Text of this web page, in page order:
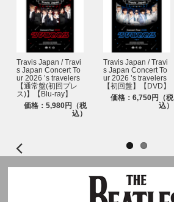
Travis Japan / Travi
s Japan Concert To
ur 2026 ’s travelers
【通常盤(初回プレ
ス)】【Blu-ray】
価格：5,980円（税
込）
Travis Japan / Travi
s Japan Concert To
ur 2026 ’s travelers
【初回盤】【DVD】
価格：6,750円（税
込）